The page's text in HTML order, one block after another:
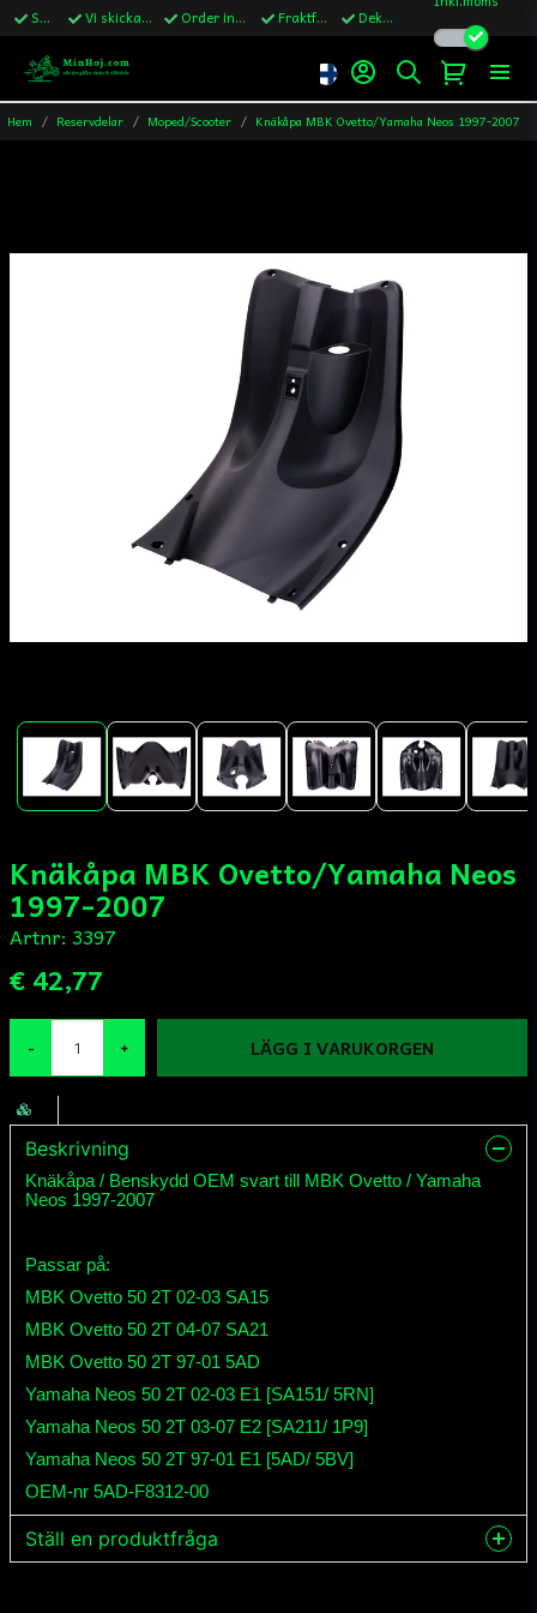
Snabba leveranser Vi skickar till Sverige,Danmark & Finland Order innan kl.13 skickas samma vardag Fraktfritt över 1200kr till Sverige Dekaler ingår i alla ordrar
Hem Reservdelar Moped/Scooter Knäkåpa MBK Ovetto/Yamaha Neos 1997-2007
Knäkåpa MBK Ovetto/Yamaha Neos
1997-2007
Artnr: 3397
€ 42,77
- + LÄGG I VARUKORGEN
Beskrivning
Knäkåpa / Benskydd OEM svart till MBK Ovetto / Yamaha
Neos 1997-2007
Passar på:
MBK Ovetto 50 2T 02-03 SA15
MBK Ovetto 50 2T 04-07 SA21
MBK Ovetto 50 2T 97-01 5AD
Yamaha Neos 50 2T 02-03 E1 [SA151/ 5RN]
Yamaha Neos 50 2T 03-07 E2 [SA211/ 1P9]
Yamaha Neos 50 2T 97-01 E1 [5AD/ 5BV]
OEM-nr 5AD-F8312-00
Ställ en produktfråga